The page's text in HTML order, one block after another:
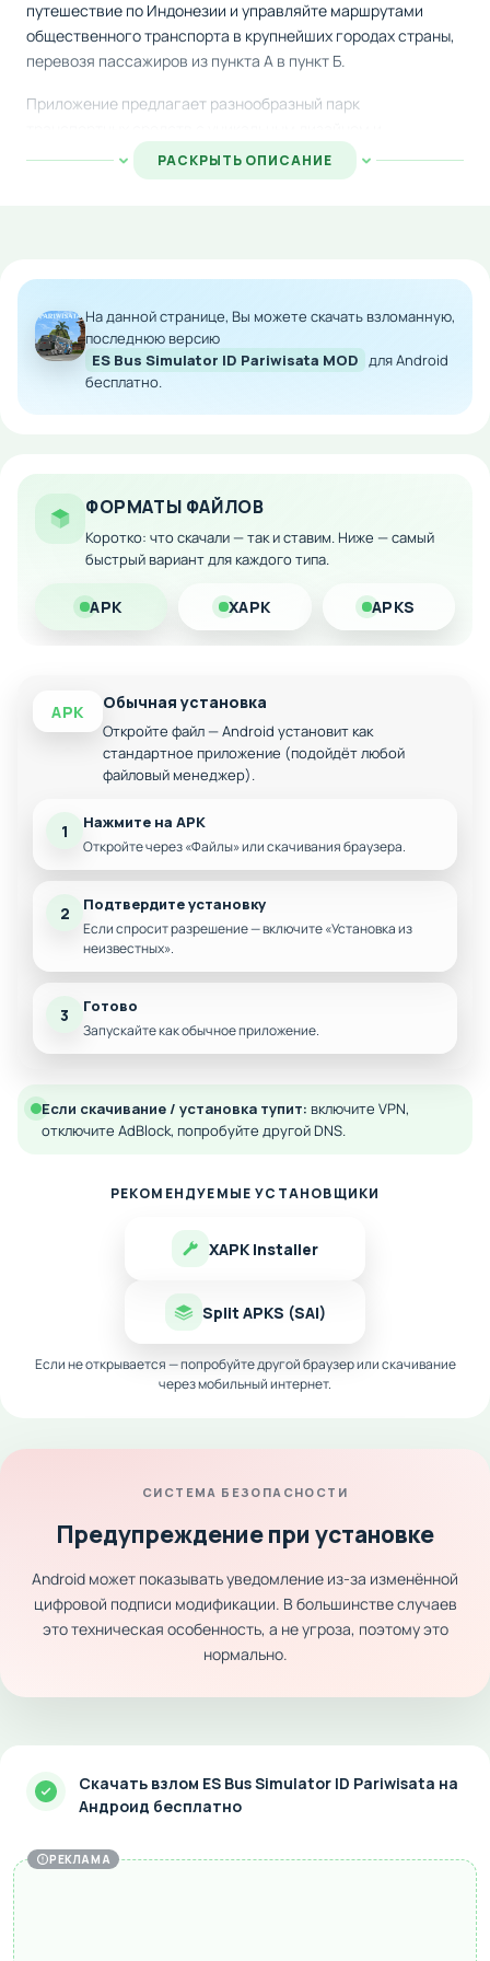
путешествие по Индонезии и управляйте маршрутами
общественного транспорта в крупнейших городах страны,
перевозя пассажиров из пункта А в пункт Б.
Приложение предлагает разнообразный парк
характеристиками. Каждый автобус тщательно прорисован
с множеством интерактивных деталей, создающих
Бесконечное количество денег в игре
Быстрое накопление валюты для покупок
Полная свобода в тюнинге и улучшении
Скачайте модифицированную версию на Андроид и
наслаждайтесь полностью открытым геймплеем без
финансовых преград!
РАСКРЫТЬ ОПИСАНИЕ
На данной странице, Вы можете скачать взломанную,
последнюю версию
ES Bus Simulator ID Pariwisata MOD для Android
бесплатно.
ФОРМАТЫ ФАЙЛОВ
Коротко: что скачали — так и ставим. Ниже — самый
быстрый вариант для каждого типа.
APK XAPK APKS
APK Обычная установка
Откройте файл — Android установит как
стандартное приложение (подойдёт любой
файловый менеджер).
1 Нажмите на APK
Откройте через «Файлы» или скачивания браузера.
2 Подтвердите установку
Если спросит разрешение — включите «Установка из
неизвестных».
3 Готово
Запускайте как обычное приложение.
Если скачивание / установка тупит: включите VPN,
отключите AdBlock, попробуйте другой DNS.
РЕКОМЕНДУЕМЫЕ УСТАНОВЩИКИ
XAPK Installer
Split APKS (SAI)
Если не открывается — попробуйте другой браузер или скачивание
через мобильный интернет.
СИСТЕМА БЕЗОПАСНОСТИ
Предупреждение при установке
Android может показывать уведомление из-за изменённой
цифровой подписи модификации. В большинстве случаев
это техническая особенность, а не угроза, поэтому это
нормально.
Скачать взлом ES Bus Simulator ID Pariwisata на
Андроид бесплатно
РЕКЛАМА